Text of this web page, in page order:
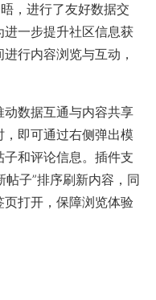
，进行了友好数据交
一步提升社区信息获
行内容浏览与互动，
数据互通与内容共享
即可通过右侧弹出模
和评论信息。插件支
帖子”排序刷新内容，同
打开，保障浏览体验